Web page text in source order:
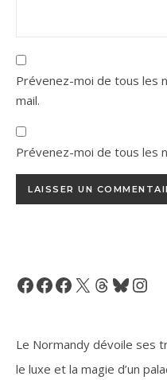
Prévenez-moi de tous les
mail.
Prévenez-moi de tous les
Facebook
Facebook
Facebook
X Threads
Bluesky
Le Normandy dévoile ses
le luxe et la magie d’un